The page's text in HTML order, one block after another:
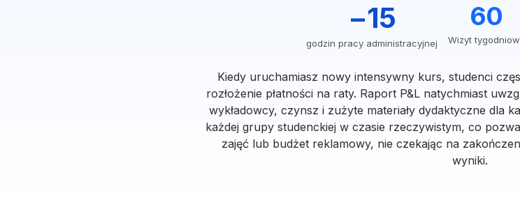
−15
godzin pracy administracyjnej
60
Wizyt
Kiedy uruchamiasz nowy intensywny kurs, studenci
rozłożenie płatności na raty. Raport P&L natychmiast
wykładowcy, czynsz i zużyte materiały dydaktyczne dla
każdej grupy studenckiej w czasie rzeczywistym, co
zajęć lub budżet reklamowy, nie czekając na
wyniki.